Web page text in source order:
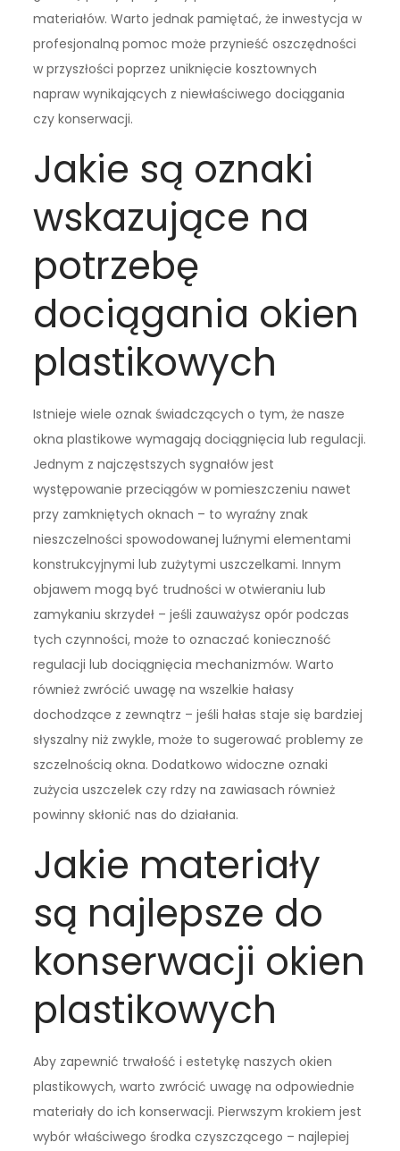
materiałów. Warto jednak pamiętać, że inwestycja w
profesjonalną pomoc może przynieść oszczędności
w przyszłości poprzez uniknięcie kosztownych
napraw wynikających z niewłaściwego dociągania
czy konserwacji.
Jakie są oznaki
wskazujące na
potrzebę
dociągania okien
plastikowych
Istnieje wiele oznak świadczących o tym, że nasze
okna plastikowe wymagają dociągnięcia lub regulacji.
Jednym z najczęstszych sygnałów jest
występowanie przeciągów w pomieszczeniu nawet
przy zamkniętych oknach – to wyraźny znak
nieszczelności spowodowanej luźnymi elementami
konstrukcyjnymi lub zużytymi uszczelkami. Innym
objawem mogą być trudności w otwieraniu lub
zamykaniu skrzydeł – jeśli zauważysz opór podczas
tych czynności, może to oznaczać konieczność
regulacji lub dociągnięcia mechanizmów. Warto
również zwrócić uwagę na wszelkie hałasy
dochodzące z zewnątrz – jeśli hałas staje się bardziej
słyszalny niż zwykle, może to sugerować problemy ze
szczelnością okna. Dodatkowo widoczne oznaki
zużycia uszczelek czy rdzy na zawiasach również
powinny skłonić nas do działania.
Jakie materiały
są najlepsze do
konserwacji okien
plastikowych
Aby zapewnić trwałość i estetykę naszych okien
plastikowych, warto zwrócić uwagę na odpowiednie
materiały do ich konserwacji. Pierwszym krokiem jest
wybór właściwego środka czyszczącego – najlepiej